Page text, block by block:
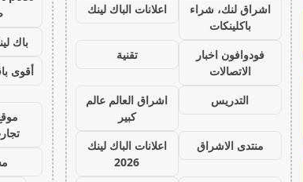
اشراق لنك، شراء
باكلينكات
اعلانات الباك لينك
فودوافون اخبار
الاتصالات
تقنية
التدريس
اشراق العالم عالم
كبير
منتدى الاشراق
اعلانات الباك لينك
2026
باك
أقوى